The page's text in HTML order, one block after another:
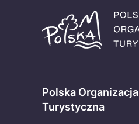
Polska Organizacja
Turystyczna